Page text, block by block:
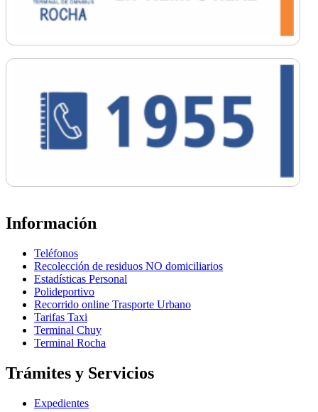
Información
Teléfonos
Recolección de residuos NO domiciliarios
Estadísticas Personal
Polideportivo
Recorrido online Trasporte Urbano
Tarifas Taxi
Terminal Chuy
Terminal Rocha
Trámites y Servicios
Expedientes